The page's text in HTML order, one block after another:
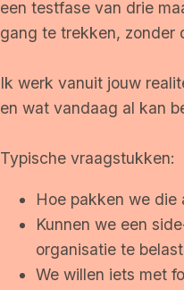
een testfase van drie
gang te trekken, zonder
Ik werk vanuit jouw
en wat vandaag al kan
Typische vraagstukken:
Hoe pakken we die
Kunnen we een
organisatie te
We willen iets met